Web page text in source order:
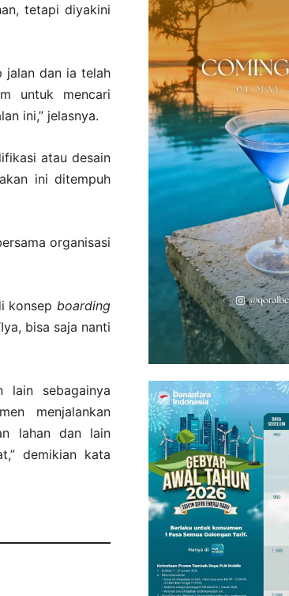
tetapi diyakini
jalan dan ia telah
untuk mencari
ini,” jelasnya.
atau desain
ini ditempuh
organisasi
konsep boarding
bisa saja nanti
lain sebagainya
menjalankan
lahan dan lain
demikian kata